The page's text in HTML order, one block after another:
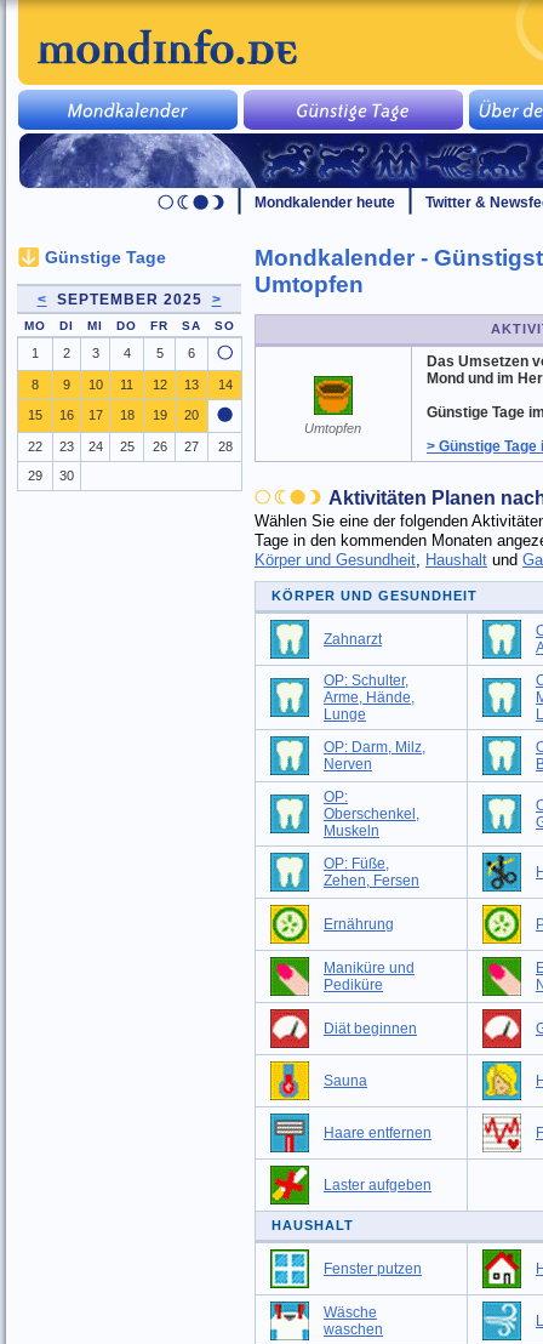
Mondkalender heute Twitter &
Mondkalender -
Umtopfen
Umtopfen
Das Umsetzen
Mond und im
Günstige Tage
> Günstige Tage
Aktivitäten Planen
Wählen Sie eine der folgenden
Tage in den kommenden Monaten
Körper und Gesundheit, Haushaltund
KÖRPER UND GESUNDHEIT
Zahnarzt
OP: Schulter,
Arme, Hände,
Lunge
OP: Darm, Milz,
Nerven
OP:
Oberschenkel,
Muskeln
OP: Füße,
Zehen, Fersen
Ernährung
Maniküre und
Pediküre
Diät beginnen
Sauna
Haare entfernen
Laster aufgeben
HAUSHALT
Fenster putzen
Wäsche
waschen
Günstige Tage
< SEPTEMBER 2025 >
MO DI MI DO FR SA SO
1 2 3 4 5 6
8 9 10 11 12 13 14
15 16 17 18 19 20
22 23 24 25 26 27
28
29
30